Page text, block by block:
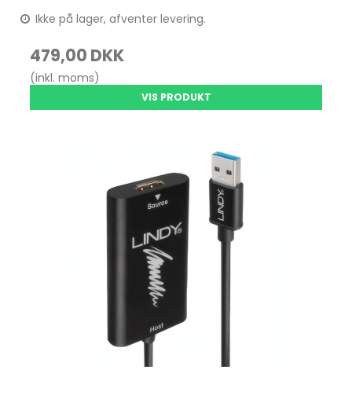
Ikke på lager, afventer levering.
479,00 DKK
(inkl. moms)
VIS PRODUKT